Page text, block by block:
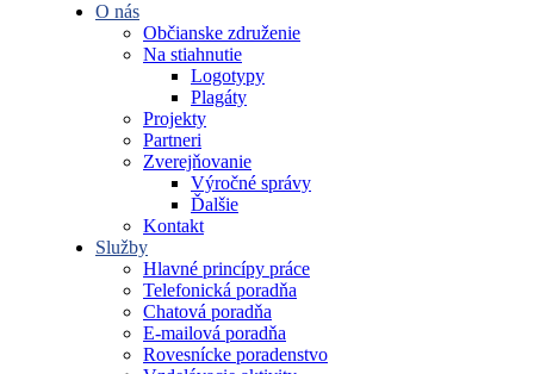
O nás
Občianske združenie
Na stiahnutie
Logotypy
Plagáty
Projekty
Partneri
Zverejňovanie
Výročné správy
Ďalšie
Kontakt
Služby
Hlavné princípy práce
Telefonická poradňa
Chatová poradňa
E-mailová poradňa
Rovesnícke poradenstvo